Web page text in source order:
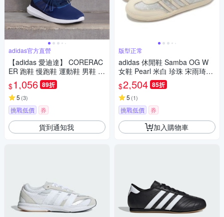
adidas官方直營
【adidas 愛迪達】 CORERAC
ER 跑鞋 慢跑鞋 運動鞋 男鞋 F
X3594
$1,056 89折
5 (3)
挑戰低價 券
貨到通知我
版型正常
adidas 休閒鞋 Samba OG W
女鞋 Pearl 米白 珍珠 宋雨琦同
款 愛迪達 JQ2616
$2,504 85折
5 (1)
挑戰低價 券
加入購物車